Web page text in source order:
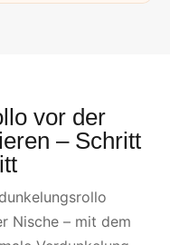
vor der
– Schritt
Nische – mit dem